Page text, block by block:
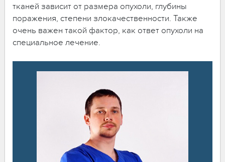
тканей зависит от размера опухоли, глубины
поражения, степени злокачественности. Также
очень важен такой фактор, как ответ опухоли на
специальное лечение.